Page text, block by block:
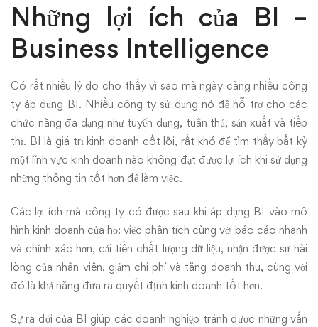
Những lợi ích của BI –
Business Intelligence
Có rất nhiều lý do cho thấy vì sao mà ngày càng nhiều công
ty áp dụng BI. Nhiều công ty sử dụng nó để hỗ trợ cho các
chức năng đa dạng như tuyển dụng, tuân thủ, sản xuất và tiếp
thị. BI là giá trị kinh doanh cốt lõi, rất khó để tìm thấy bất kỳ
một lĩnh vực kinh doanh nào không đạt được lợi ích khi sử dụng
những thông tin tốt hơn để làm việc.
Các lợi ích mà công ty có được sau khi áp dụng BI vào mô
hình kinh doanh của họ: việc phân tích cùng với báo cáo nhanh
và chính xác hơn, cải tiến chất lượng dữ liệu, nhận được sự hài
lòng của nhân viên, giảm chi phí và tăng doanh thu, cùng với
đó là khả năng đưa ra quyết định kinh doanh tốt hơn.
Sự ra đời của BI giúp các doanh nghiệp tránh được những vấn